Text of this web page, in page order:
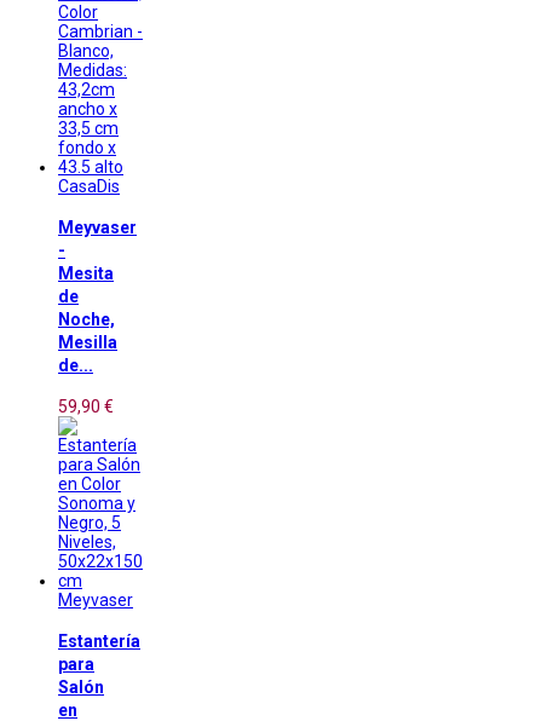
CasaDis
Meyvaser
-
Mesita
de
Noche,
Mesilla
de...
59,90 €
Meyvaser
Estantería
para
Salón
en